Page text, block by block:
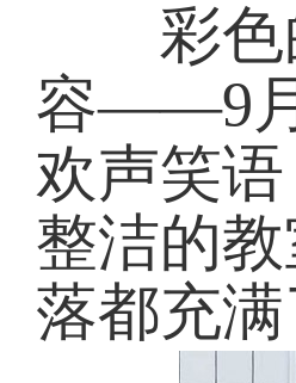
彩色的
容——9月
欢声笑
整洁的
落都充